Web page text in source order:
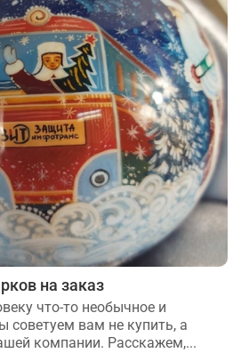
на заказ
что-то необычное и
советуем вам не купить, а
компании. Расскажем,...